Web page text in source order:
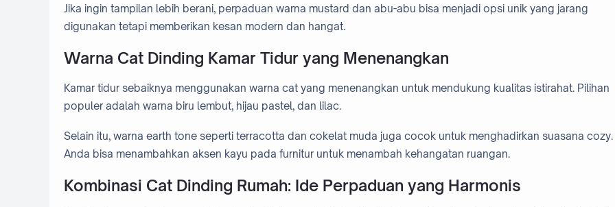
Jika ingin tampilan lebih berani, perpaduan warna mustard dan abu-abu bisa menjadi opsi unik yang jarang
digunakan tetapi memberikan kesan modern dan hangat.
Warna Cat Dinding Kamar Tidur yang Menenangkan
Kamar tidur sebaiknya menggunakan warna cat yang menenangkan untuk mendukung kualitas istirahat. Pilihan
populer adalah warna biru lembut, hijau pastel, dan lilac.
Selain itu, warna earth tone seperti terracotta dan cokelat muda juga cocok untuk menghadirkan suasana cozy.
Anda bisa menambahkan aksen kayu pada furnitur untuk menambah kehangatan ruangan.
Kombinasi Cat Dinding Rumah: Ide Perpaduan yang Harmonis